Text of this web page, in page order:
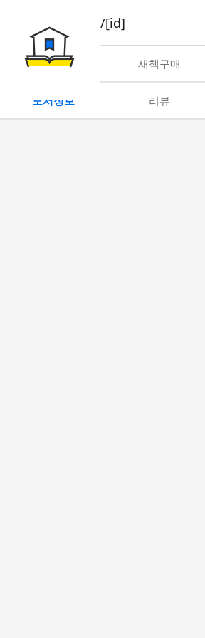
book/rent/[id]
대여 새책구매
도서정보 리뷰